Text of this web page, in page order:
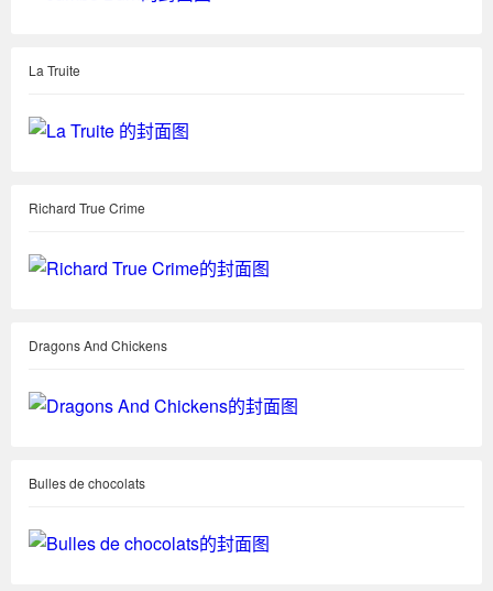
La Truite
Richard True Crime
Dragons And Chickens
Bulles de chocolats